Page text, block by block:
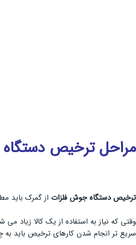
مراحلترخیص
ترخیص دستگاه جوش فلزات از گمرک باید
وقتی که نیاز به استفاده از یک کالا زیاد
سریع تر انجام شدن کارهای ترخیص باید به